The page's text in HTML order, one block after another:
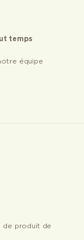
temps
équipe
de produit de